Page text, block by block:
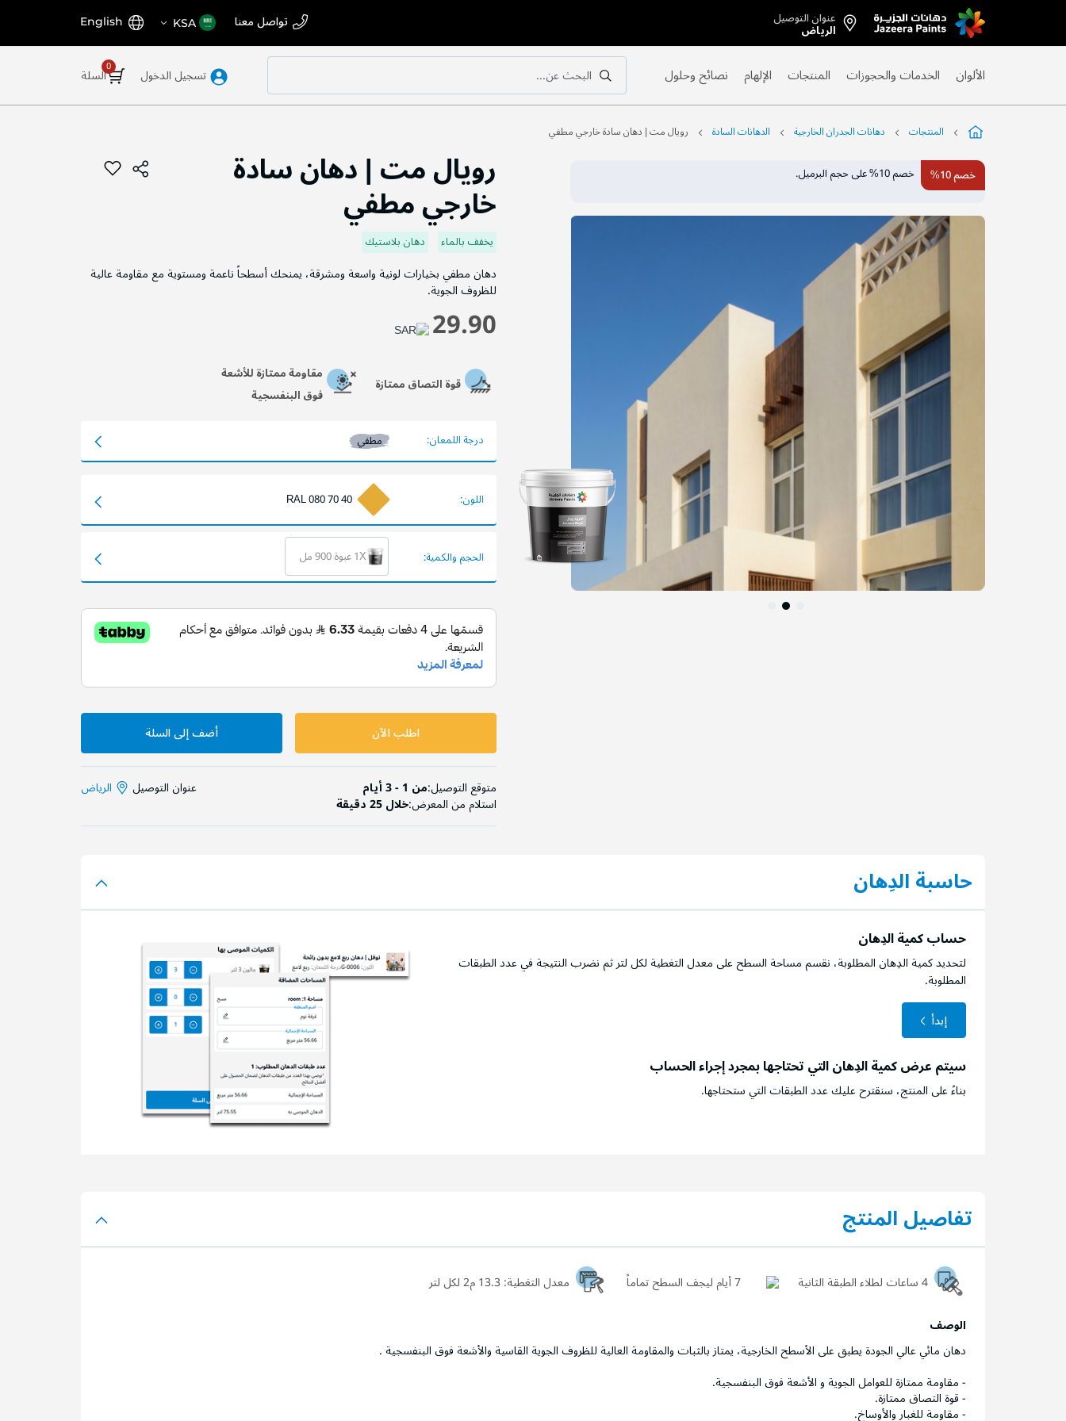
Skip
to
عنوان التوصيل
الرياض تواصل معنا اختر
المتجر
KSA اللغة English
السلة تسجيل الدخول
بحث
البحث عن...
بحث الألوان الخدمات والحجوزات المنتجات الإلهام نصائح وحلول
المنتجات دهانات الجدران الخارجية الدهانات السادة رويال مت | دهان سادة خارجي مطفي
رويال مت | دهان سادة
خارجي مطفي
يخفف بالماء دهان بلاستيك
دهان مطفي بخيارات لونية واسعة ومشرقة، يمنحك أسطحاً ناعمة ومستوية مع مقاومة عالية
للظروف الجوية.
29.90
قوة التصاق ممتازة
مقاومة ممتازة للأشعة
فوق البنفسجية
درجة اللمعان: مطفي
اللون: RAL 080 70 40
الحجم والكمية: 1X عبوة 900 مل
اطلب الآن أضف إلى السلة
متوقع التوصيل:من 1 - 3 أيام
استلام من المعرض:خلال 25 دقيقة
عنوان التوصيل الرياض
التخطي
إلى
معرض
خصم 10% خصم 10% على حجم البرميل.
حاسبة الدِهان
حساب كمية الدِهان
لتحديد كمية الدِهان المطلوبة، نقسم مساحة السطح على معدل التغطية لكل لتر ثم نضرب النتيجة في عدد الطبقات
المطلوبة.
إبدأ
سيتم عرض كمية الدِهان التي تحتاجها بمجرد إجراء الحساب
بناءً على المنتج، سنقترح عليك عدد الطبقات التي ستحتاجها.
تفاصيل المنتج
4 ساعات لطلاء الطبقة الثانية 7 أيام ليجف السطح تماماً معدل التغطية:
الوصف
دهان مائي عالي الجودة يطبق على الأسطح الخارجية، يمتاز بالثبات والمقاومة العالية للظروف الجوية القاسية والأشعة فوق البنفسجية .
- مقاومة ممتازة للعوامل الجوية و الأشعة فوق البنفسجية.
- قوة التصاق ممتازة.
- مقاومة للغبار والأوساخ.